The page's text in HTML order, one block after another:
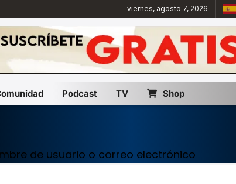
viernes, agosto 7, 2026
Podcast TV Shop
de usuario o correo electrónico